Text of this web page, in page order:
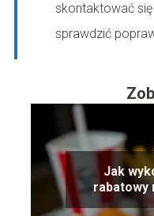
skontaktować się
sprawdzić
Jak
rabatowy